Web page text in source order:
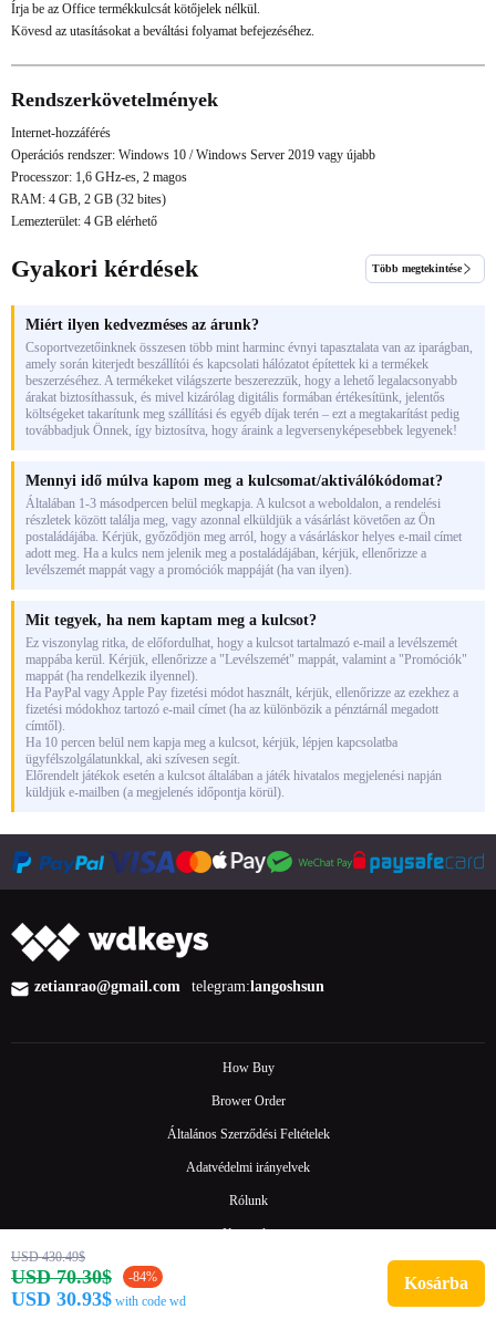
Írja be az Office termékkulcsát kötőjelek nélkül.
Kövesd az utasításokat a beváltási folyamat befejezéséhez.
Rendszerkövetelmények
Internet-hozzáférés
Operációs rendszer: Windows 10 / Windows Server 2019 vagy újabb
Processzor: 1,6 GHz-es, 2 magos
RAM: 4 GB, 2 GB (32 bites)
Lemezterület: 4 GB elérhető
Gyakori kérdések Több megtekintése
Miért ilyen kedvezméses az árunk?
Csoportvezetőinknek összesen több mint harminc évnyi tapasztalata van az iparágban,
amely során kiterjedt beszállítói és kapcsolati hálózatot építettek ki a termékek
beszerzéséhez. A termékeket világszerte beszerezzük, hogy a lehető legalacsonyabb
árakat biztosíthassuk, és mivel kizárólag digitális formában értékesítünk, jelentős
költségeket takarítunk meg szállítási és egyéb díjak terén – ezt a megtakarítást pedig
továbbadjuk Önnek, így biztosítva, hogy áraink a legversenyképesebbek legyenek!
Mennyi idő múlva kapom meg a kulcsomat/aktiválókódomat?
Általában 1-3 másodpercen belül megkapja. A kulcsot a weboldalon, a rendelési
részletek között találja meg, vagy azonnal elküldjük a vásárlást követően az Ön
postaládájába. Kérjük, győződjön meg arról, hogy a vásárláskor helyes e-mail címet
adott meg. Ha a kulcs nem jelenik meg a postaládájában, kérjük, ellenőrizze a
levélszemét mappát vagy a promóciók mappáját (ha van ilyen).
Mit tegyek, ha nem kaptam meg a kulcsot?
Ez viszonylag ritka, de előfordulhat, hogy a kulcsot tartalmazó e-mail a levélszemét
mappába kerül. Kérjük, ellenőrizze a "Levélszemét" mappát, valamint a "Promóciók"
mappát (ha rendelkezik ilyennel).
Ha PayPal vagy Apple Pay fizetési módot használt, kérjük, ellenőrizze az ezekhez a
fizetési módokhoz tartozó e-mail címet (ha az különbözik a pénztárnál megadott
címtől).
Ha 10 percen belül nem kapja meg a kulcsot, kérjük, lépjen kapcsolatba
ügyfélszolgálatunkkal, aki szívesen segít.
Előrendelt játékok esetén a kulcsot általában a játék hivatalos megjelenési napján
küldjük e-mailben (a megjelenés időpontja körül).
zetianrao@gmail.com telegram:langoshsun
How Buy
Brower Order
Általános Szerződési Feltételek
Adatvédelmi irányelvek
Rólunk
Kapcsolat
USD 430.49$
USD 70.30$ -84%
USD 30.93$ with code wd
Kosárba